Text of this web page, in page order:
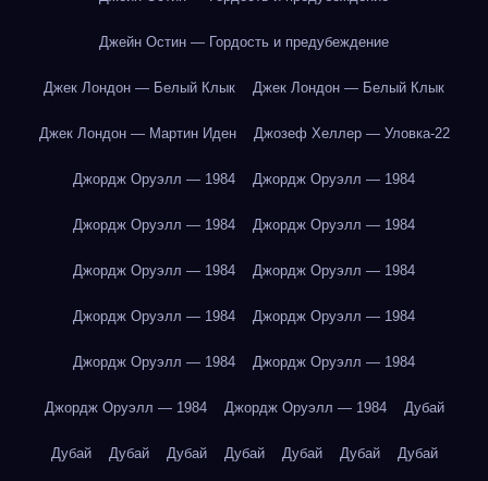
Джейн Остин — Гордость и предубеждение
Джек Лондон — Белый Клык Джек Лондон — Белый Клык
Джек Лондон — Мартин Иден Джозеф Хеллер — Уловка-22
Джордж Оруэлл — 1984 Джордж Оруэлл — 1984
Джордж Оруэлл — 1984 Джордж Оруэлл — 1984
Джордж Оруэлл — 1984 Джордж Оруэлл — 1984
Джордж Оруэлл — 1984 Джордж Оруэлл — 1984
Джордж Оруэлл — 1984 Джордж Оруэлл — 1984
Джордж Оруэлл — 1984 Джордж Оруэлл — 1984 Дубай
Дубай Дубай Дубай Дубай Дубай Дубай Дубай